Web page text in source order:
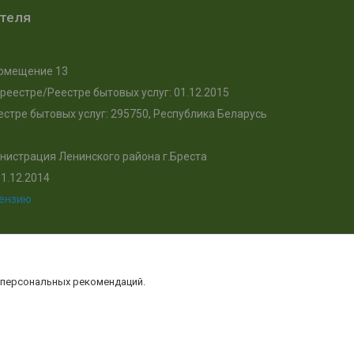
13
Реестре бытовых услуг: 01.12.2015
бытовых услуг: 295750, Республика Беларусь
Ленинского района г.Бреста
рекомендаций.